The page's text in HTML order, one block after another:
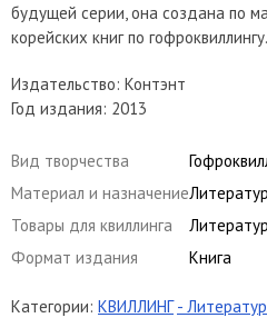
будущей серии, она создана по
корейских книг по гофроквиллингу.
Издательство: Контэнт
Год издания: 2013
Вид творчества
Материал и назначение
Товары для квиллинга
Формат издания
Книга
Категории: КВИЛЛИНГ -